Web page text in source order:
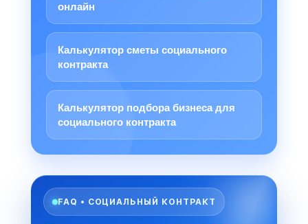
онлайн
Калькулятор сметы социального
контракта
Калькулятор подбора бизнеса для
социального контракта
FAQ • СОЦИАЛЬНЫЙ КОНТРАКТ